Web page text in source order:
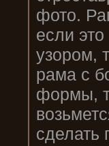
фото.
если
узором,
рама с
формы,
сделать